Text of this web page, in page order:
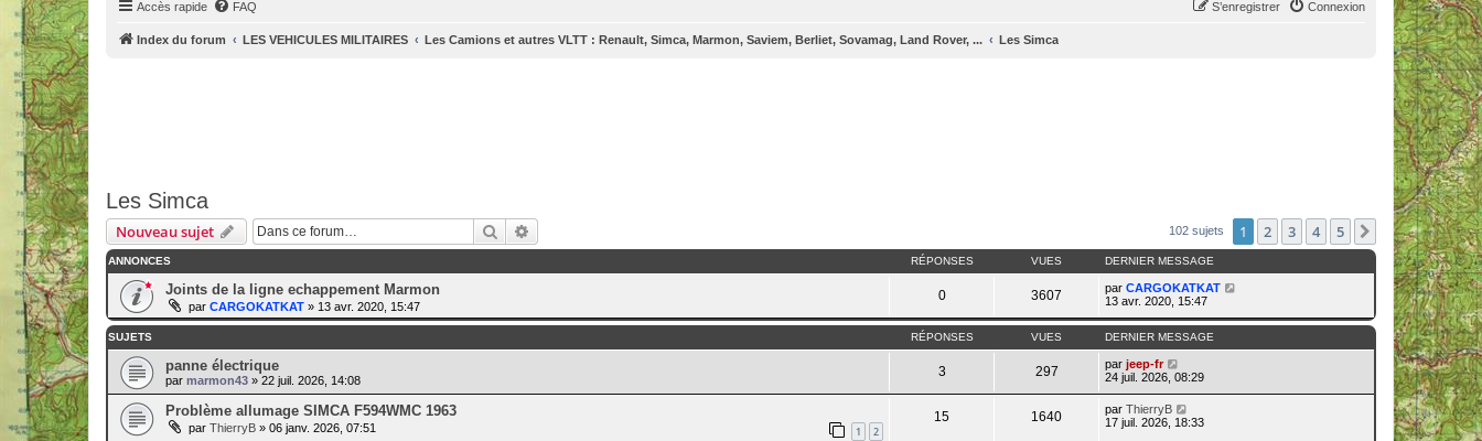
Accès rapide FAQ Connexion
S’enregistrer
Index du forum LES VEHICULES MILITAIRES Les Camions et autres VLTT : Renault, Simca, Marmon, Saviem, Berliet, Sovamag, Land Rover, ... Les Simca
Les Simca
Nouveau sujet Rechercher 102 sujets 1 2 3 4 5 Suivante
ANNONCES RÉPONSES VUES DERNIER MESSAGE
Joints de la ligne echappement Marmon
par CARGOKATKAT » 13 avr. 2020, 15:47
0 3607 par CARGOKATKAT
13 avr. 2020, 15:47
SUJETS RÉPONSES VUES DERNIER MESSAGE
panne électrique
par marmon43 » 22 juil. 2026, 14:08
3 297 par jeep-fr
24 juil. 2026, 08:29
Problème allumage SIMCA F594WMC 1963
par ThierryB » 06 janv. 2026, 07:51 1 2
15 1640 par ThierryB
17 juil. 2026, 18:33